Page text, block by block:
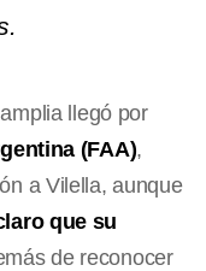
llegó por
(FAA),
a Vilella, aunque
que su
de reconocer